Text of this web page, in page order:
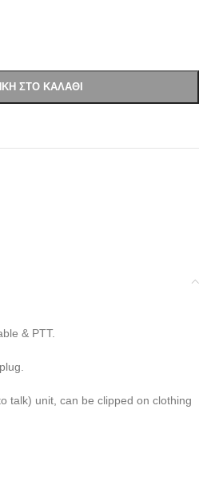
ΣΤΟ ΚΑΛΆΘΙ
& PTT.
talk) unit, can be clipped on clothing